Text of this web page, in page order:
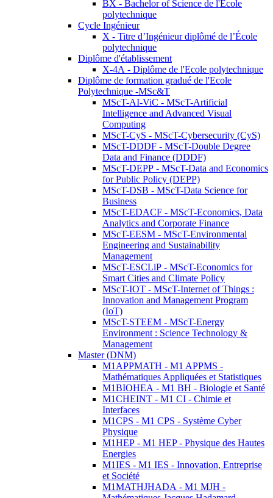
BX - Bachelor of Science de l'Ecole
polytechnique
Cycle Ingénieur
X - Titre d’Ingénieur diplômé de l’École
polytechnique
Diplôme d'établissement
X-4A - Diplôme de l'Ecole polytechnique
Diplôme de formation gradué de l'Ecole
Polytechnique -MSc&T
MScT-AI-ViC - MScT-Artificial
Intelligence and Advanced Visual
Computing
MScT-CyS - MScT-Cybersecurity (CyS)
MScT-DDDF - MScT-Double Degree
Data and Finance (DDDF)
MScT-DEPP - MScT-Data and Economics
for Public Policy (DEPP)
MScT-DSB - MScT-Data Science for
Business
MScT-EDACF - MScT-Economics, Data
Analytics and Corporate Finance
MScT-EESM - MScT-Environmental
Engineering and Sustainability
Management
MScT-ESCLiP - MScT-Economics for
Smart Cities and Climate Policy
MScT-IOT - MScT-Internet of Things :
Innovation and Management Program
(IoT)
MScT-STEEM - MScT-Energy
Environment : Science Technology &
Management
Master (DNM)
M1APPMATH - M1 APPMS -
Mathématiques Appliquées et Statistiques
M1BIOHEA - M1 BH - Biologie et Santé
M1CHEINT - M1 CI - Chimie et
Interfaces
M1CPS - M1 CPS - Système Cyber
Physique
M1HEP - M1 HEP - Physique des Hautes
Energies
M1IES - M1 IES - Innovation, Entreprise
et Société
M1MATHJHADA - M1 MJH -